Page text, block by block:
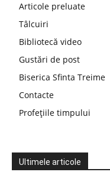
Articole preluate
Tâlcuiri
Bibliotecă video
Gustări de post
Biserica Sfinta Treime
Contacte
Profețiile timpului
Ultimele articole